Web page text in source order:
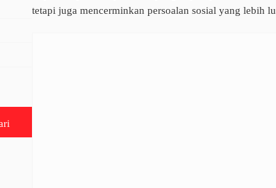
tetapi juga mencerminkan persoalan sosial yang lebih